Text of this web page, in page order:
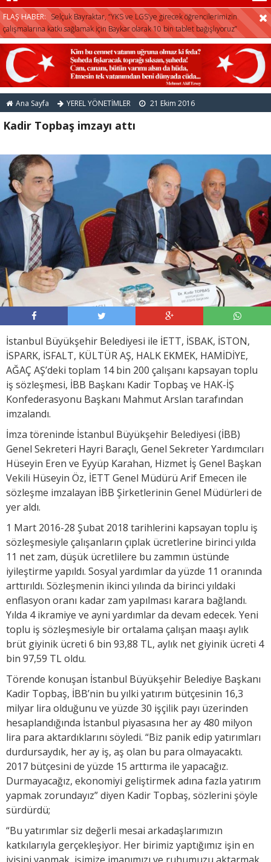
FLAŞ HABER: Selçuk Bayraktar, “YKS ve LGS’ye girecek öğrencilerimizin
çalışmalarına katkı sağlamak için Baykar olarak 10 bin tablet bağışlıyoruz”
Ana Sayfa YEREL YÖNETİMLER 21 Ekim 2016
Kadir Topbaş imzayı attı
İstanbul Büyükşehir Belediyesi ile İETT, İSBAK, İSTON,
İSPARK, İSFALT, KÜLTÜR AŞ, HALK EKMEK, HAMİDİYE,
AĞAÇ AŞ’deki toplam 14 bin 200 çalışanı kapsayan toplu
iş sözleşmesi, İBB Başkanı Kadir Topbaş ve HAK-İŞ
Konfederasyonu Başkanı Mahmut Arslan tarafından
imzalandı.
İmza töreninde İstanbul Büyükşehir Belediyesi (İBB)
Genel Sekreteri Hayri Baraçlı, Genel Sekreter Yardımcıları
Hüseyin Eren ve Eyyüp Karahan, Hizmet İş Genel Başkan
Vekili Hüseyin Öz, İETT Genel Müdürü Arif Emecen ile
sözleşme imzalayan İBB Şirketlerinin Genel Müdürleri de
yer aldı.
1 Mart 2016-28 Şubat 2018 tarihlerini kapsayan toplu iş
sözleşmesiyle çalışanların çıplak ücretlerine birinci yılda
11 net zam, düşük ücretlilere bu zammın üstünde
iyileştirme yapıldı. Sosyal yardımlar da yüzde 11 oranında
arttırıldı. Sözleşmenin ikinci yılında da birinci yıldaki
enflasyon oranı kadar zam yapılması karara bağlandı.
Yılda 4 ikramiye ve ayni yardımlar da devam edecek. Yeni
toplu iş sözleşmesiyle bir ortalama çalışan maaşı aylık
brüt giyinik ücreti 6 bin 93,88 TL, aylık net giyinik ücreti 4
bin 97,59 TL oldu.
Törende konuşan İstanbul Büyükşehir Belediye Başkanı
Kadir Topbaş, İBB’nin bu yılki yatırım bütçesinin 16,3
milyar lira olduğunu ve yüzde 30 işçilik payı üzerinden
hesaplandığında İstanbul piyasasına her ay 480 milyon
lira para aktardıklarını söyledi. “Biz panik edip yatırımları
durdursaydık, her ay iş, aş olan bu para olmayacaktı.
2017 bütçesini de yüzde 15 arttırma ile yapacağız.
Durmayacağız, ekonomiyi geliştirmek adına fazla yatırım
yapmak zorundayız” diyen Kadir Topbaş, sözlerini şöyle
sürdürdü;
“Bu yatırımlar siz değerli mesai arkadaşlarımızın
katkılarıyla gerçekleşiyor. Her birimiz yaptığımız işin en